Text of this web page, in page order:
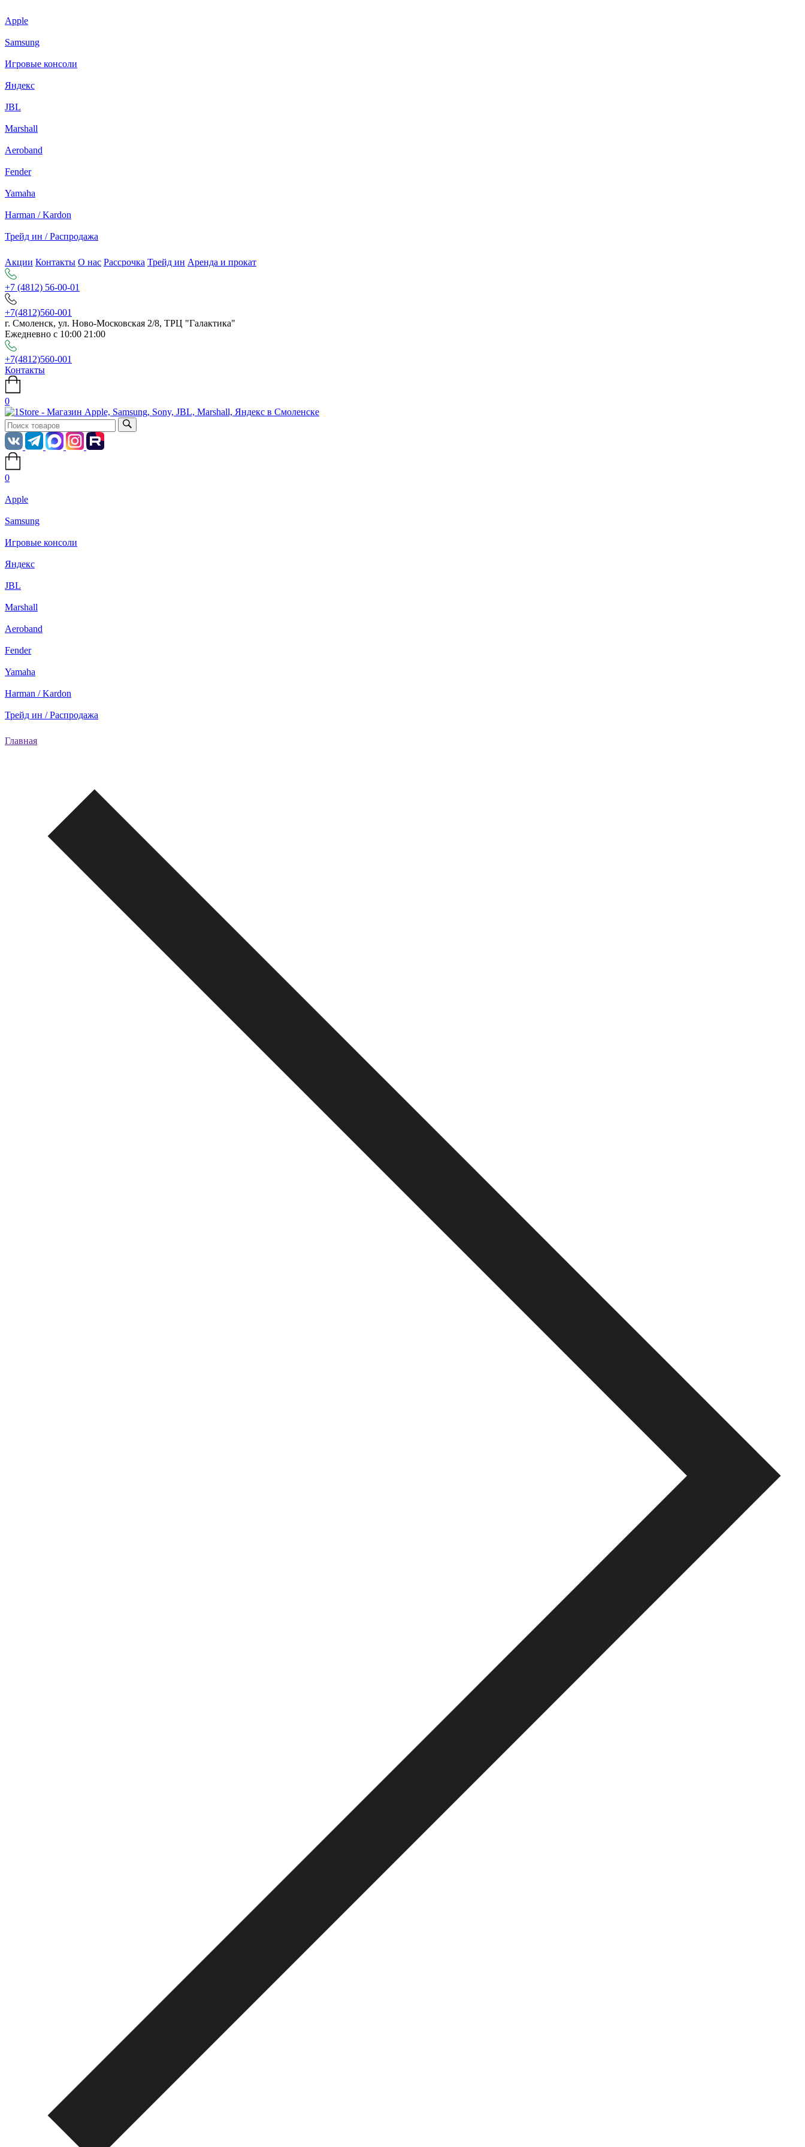
Apple
Samsung
Игровые консоли
Яндекс
JBL
Marshall
Aeroband
Fender
Yamaha
Harman / Kardon
Трейд ин / Распродажа
Акции Контакты О нас Рассрочка Трейд ин Аренда и прокат
+7 (4812) 56-00-01
+7(4812)560-001
г. Смоленск, ул. Ново-Московская 2/8, ТРЦ "Галактика"
Ежедневно с 10:00 21:00
+7(4812)560-001
Контакты
0
0
Apple
Samsung
Игровые консоли
Яндекс
JBL
Marshall
Aeroband
Fender
Yamaha
Harman / Kardon
Трейд ин / Распродажа
Главная